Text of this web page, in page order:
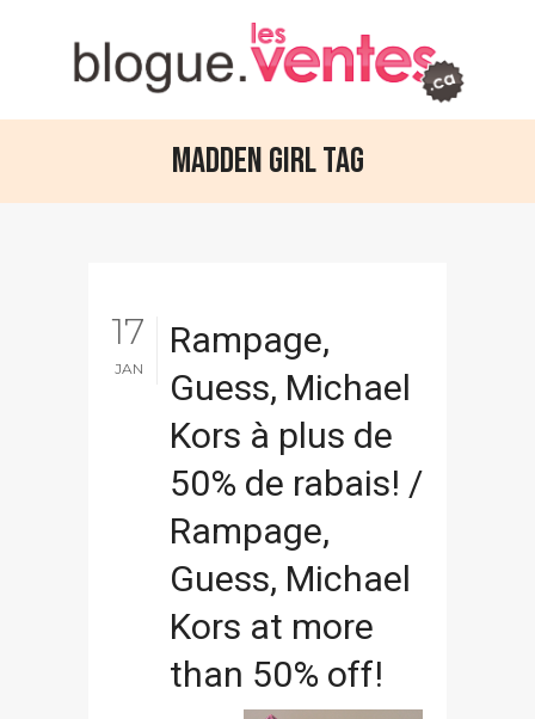
Madden Girl Tag
17
JAN
Rampage,
Guess, Michael
Kors à plus de
50% de rabais! /
Rampage,
Guess, Michael
Kors at more
than 50% off!